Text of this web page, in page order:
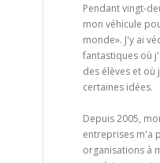
Pendant vingt-
mon véhicule
monde». J'y ai
fantastiques où
des élèves et où
certaines idées.
Depuis 2005,
entreprises m'a
organisations à